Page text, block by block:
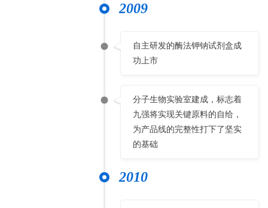
2009
自主研发的酶法钾钠试剂盒成
功上市
分子生物实验室建成，标志着
九强将实现关键原料的自给，
为产品线的完整性打下了坚实
的基础
2010